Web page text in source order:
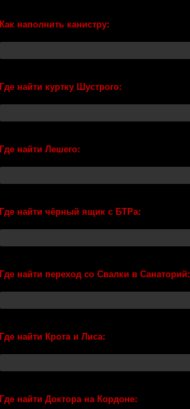
Как наполнить канистру:
Где найти куртку Шустрого:
Где найти Лешего:
Где найти чёрный ящик с БТРа:
Где найти переход со Свалки в Санаторий:
Где найти Крота и Лиса:
Где найти Доктора на Кордоне: